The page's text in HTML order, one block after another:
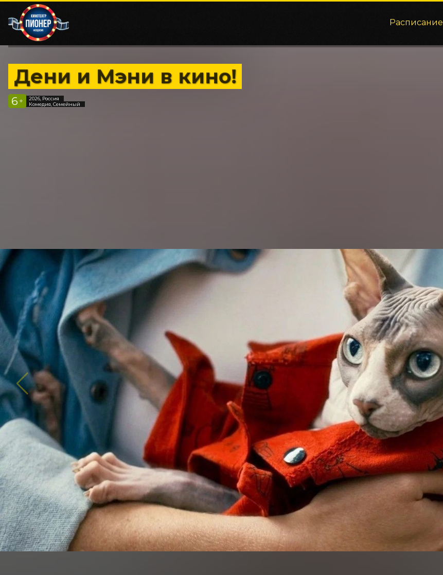
Расписание
Дени и Мэни в кино!
6 +
2026, Россия
Комедия, Семейный